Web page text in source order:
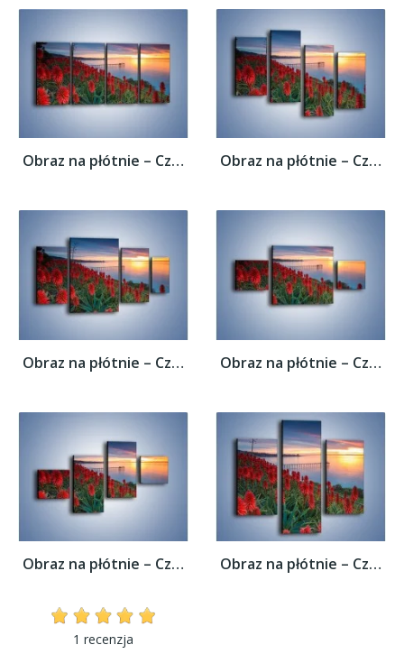
Obraz na płótnie – Czerwone głowy kwiatów... Obraz na płótnie – Czerwone głowy kwiatów...
Obraz na płótnie – Czerwone głowy kwiatów... Obraz na płótnie – Czerwone głowy kwiatów...
Obraz na płótnie – Czerwone głowy kwiatów...
1 recenzja
Obraz na płótnie – Czerwone głowy kwiatów...